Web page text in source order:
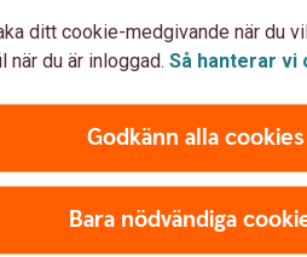
ditt cookie-medgivande när du
när du är inloggad. Så hanterar vi
Godkänn alla cookies
Bara nödvändiga